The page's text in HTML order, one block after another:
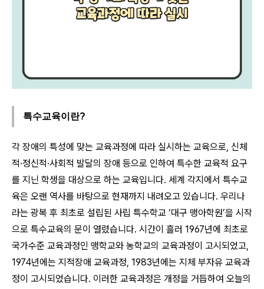
특수교육이란?
각 장애의 특성에 맞는 교육과정에 따라 실시하는 교육으로, 신체
적·정신적·사회적 발달의 장애 등으로 인하여 특수한 교육적 요구
를 지닌 학생을 대상으로 하는 교육입니다. 세계 각지에서 특수교
육은 오랜 역사를 바탕으로 현재까지 내려오고 있습니다. 우리나
라는 광복 후 최초로 설립된 사립 특수학교 ‘대구 맹아학원’을 시작
으로 특수교육의 문이 열렸습니다. 시간이 흘러 1967년에 최초로
국가수준 교육과정인 맹학교와 농학교의 교육과정이 고시되었고,
1974년에는 지적장애 교육과정, 1983년에는 지체 부자유 교육과
정이 고시되었습니다. 이러한 교육과정은 개정을 거듭하여 오늘의